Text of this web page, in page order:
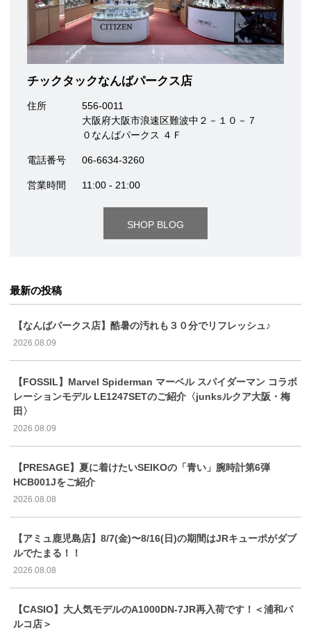
チックタックなんばパークス店
住所
556-0011
大阪府大阪市浪速区難波中２－１０－７
０なんばパークス ４Ｆ
電話番号 06-6634-3260
営業時間 11:00 - 21:00
SHOP BLOG
最新の投稿
【なんばパークス店】酷暑の汚れも３０分でリフレッシュ♪
2026.08.09
【FOSSIL】Marvel Spiderman マーベル スパイダーマン コラボ
レーションモデル LE1247SETのご紹介〈junksルクア大阪・梅
田〉
2026.08.09
【PRESAGE】夏に着けたいSEIKOの「青い」腕時計第6弾
HCB001Jをご紹介
2026.08.08
【アミュ鹿児島店】8/7(金)〜8/16(日)の期間はJRキューポがダブ
ルでたまる！！
2026.08.08
【CASIO】大人気モデルのA1000DN-7JR再入荷です！＜浦和パ
ルコ店＞